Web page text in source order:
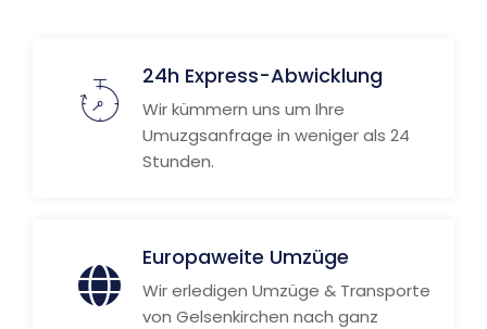
24h Express-Abwicklung
Wir kümmern uns um Ihre
Umuzgsanfrage in weniger als 24
Stunden.
Europaweite Umzüge
Wir erledigen Umzüge & Transporte
von Gelsenkirchen nach ganz